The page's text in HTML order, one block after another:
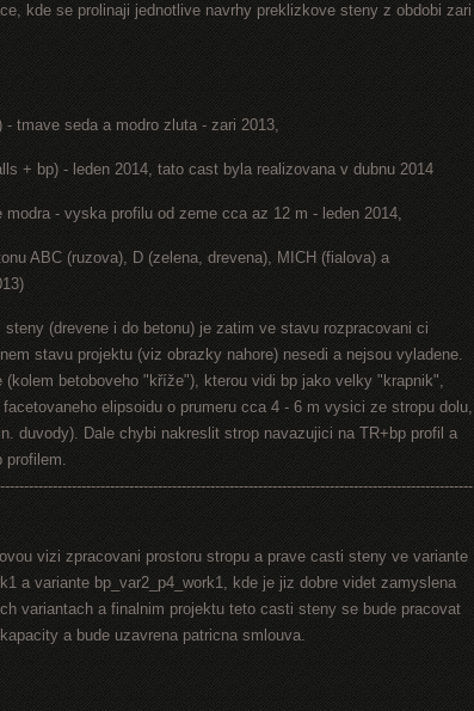
kde se prolinaji jednotlive navrhy preklizkove steny z obdobi zari
tmave seda a modro zluta - zari 2013,
+ bp) - leden 2014, tato cast byla realizovana v dubnu 2014
- vyska profilu od zeme cca az 12 m - leden 2014,
ABC (ruzova), D (zelena, drevena), MICH (fialova) a
(drevene i do betonu) je zatim ve stavu rozpracovani ci
stavu projektu (viz obrazky nahore) nesedi a nejsou vyladene.
betoboveho "kříže"), kterou vidi bp jako velky "krapnik",
elipsoidu o prumeru cca 4 - 6 m vysici ze stropu dolu,
duvody). Dale chybi nakreslit strop navazujici na TR+bp profil a
profilem.
vizi zpracovani prostoru stropu a prave casti steny ve variante
a variante bp_var2_p4_work1, kde je jiz dobre videt zamyslena
variantach a finalnim projektu teto casti steny se bude pracovat
a bude uzavrena patricna smlouva.